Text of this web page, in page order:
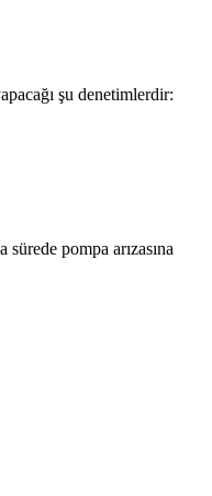
şu denetimlerdir:
pompa arızasına